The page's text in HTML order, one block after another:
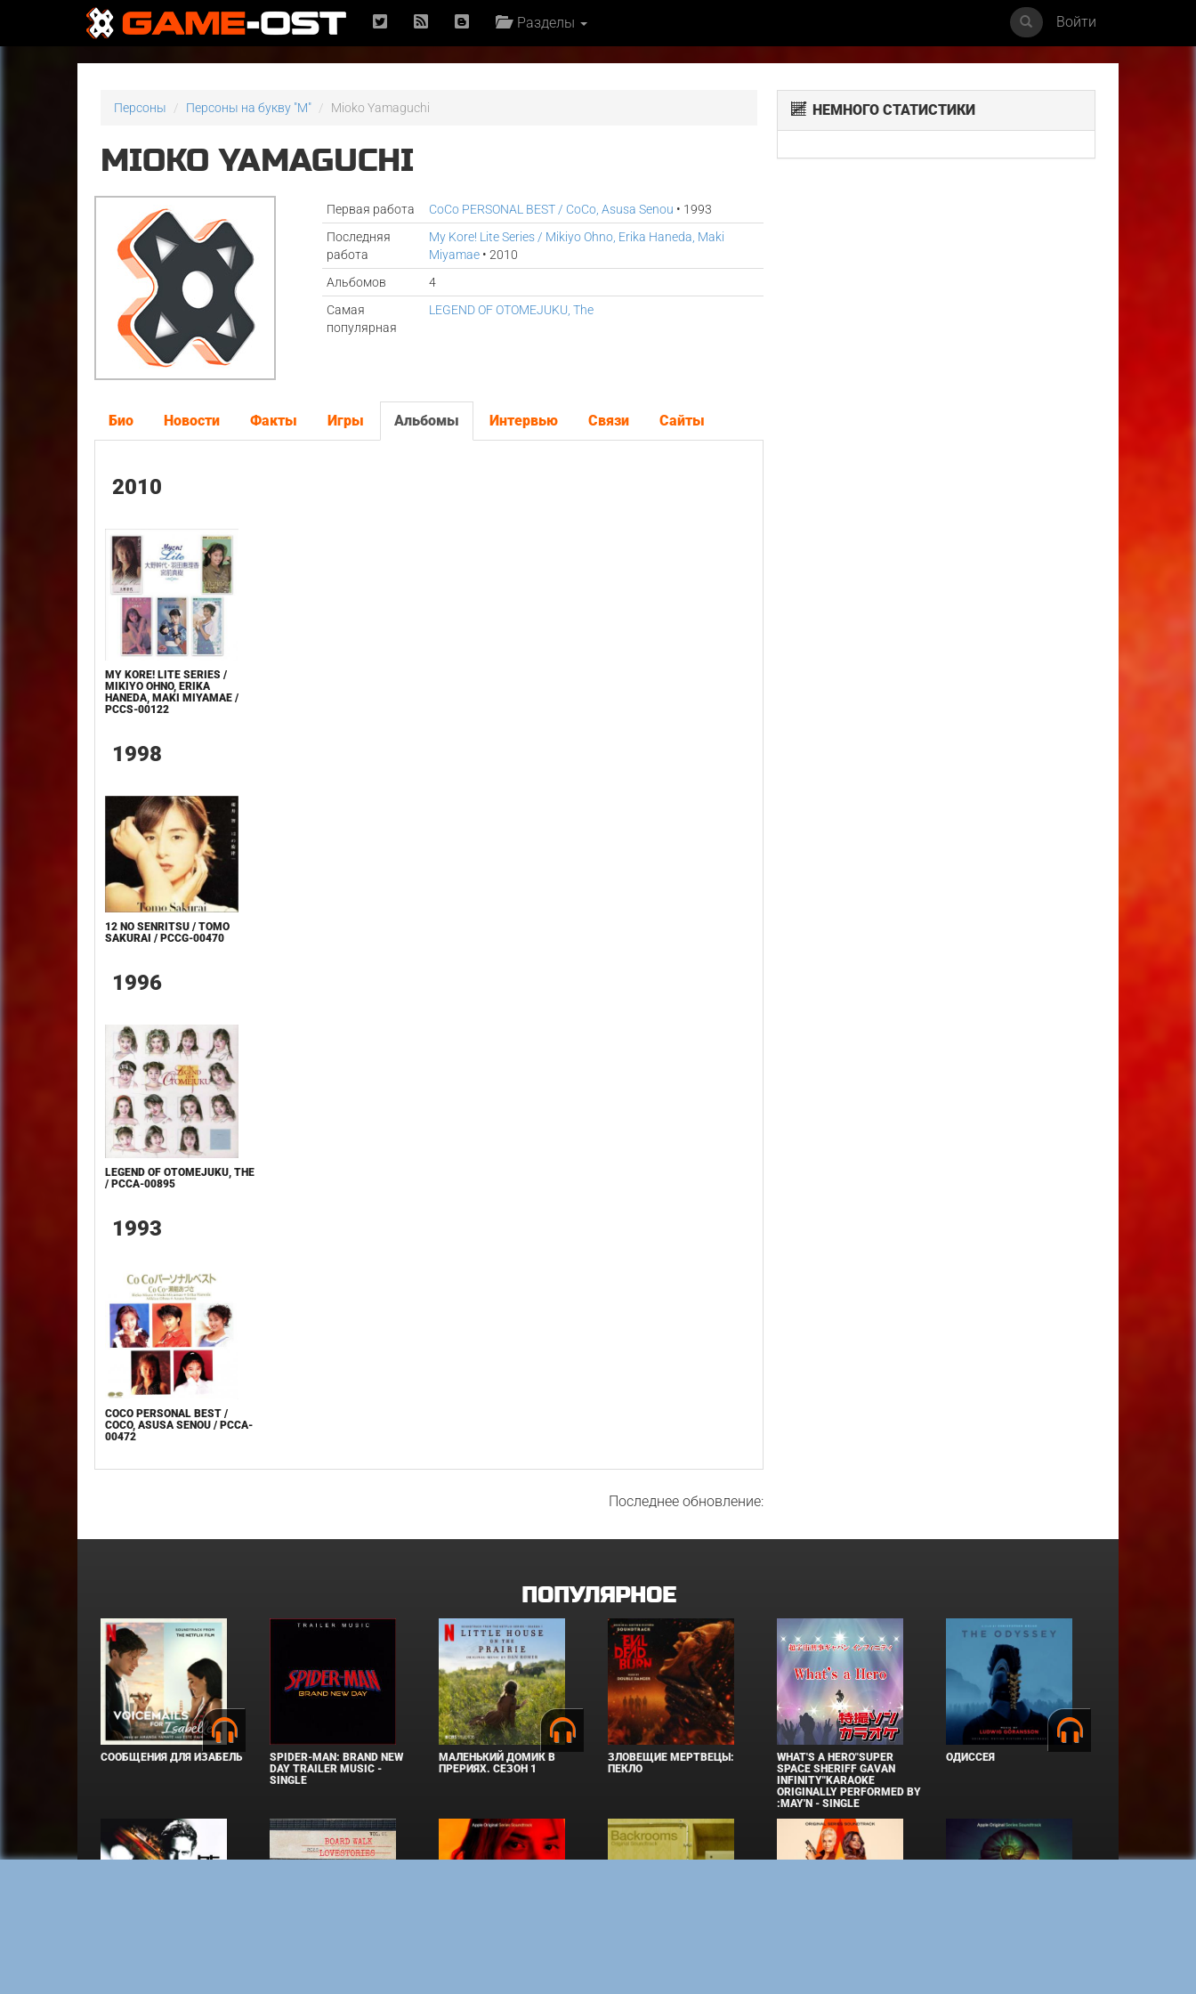
Разделы Войти
Персоны Персоны на букву "M" Mioko Yamaguchi
MIOKO YAMAGUCHI
Первая работа CoCo PERSONAL BEST / CoCo, Asusa Senou • 1993
Последняя
работа
My Kore! Lite Series / Mikiyo Ohno, Erika Haneda, Maki
Miyamae• 2010
Альбомов
4
Самая
популярная
LEGEND OF OTOMEJUKU, The
Био Новости Факты Игры Альбомы Интервью Связи Сайты
2010
MY KORE! LITE SERIES /
MIKIYO OHNO, ERIKA
HANEDA, MAKI MIYAMAE /
PCCS-00122
1998
12 NO SENRITSU / TOMO
SAKURAI / PCCG-00470
1996
LEGEND OF OTOMEJUKU, THE
/ PCCA-00895
1993
COCO PERSONAL BEST /
COCO, ASUSA SENOU / PCCA-
00472
Последнее обновление:
НЕМНОГО СТАТИСТИКИ
ПОПУЛЯРНОЕ
СООБЩЕНИЯ ДЛЯ ИЗАБЕЛЬ
SPIDER-MAN: BRAND NEW
DAY TRAILER MUSIC -
SINGLE
МАЛЕНЬКИЙ ДОМИК В
ПРЕРИЯХ. СЕЗОН 1
ЗЛОВЕЩИЕ МЕРТВЕЦЫ:
ПЕКЛО
WHAT'S A HERO"SUPER
SPACE SHERIFF GAVAN
INFINITY"KARAOKE
ORIGINALLY PERFORMED BY
:MAY'N - SINGLE
ОДИССЕЯ